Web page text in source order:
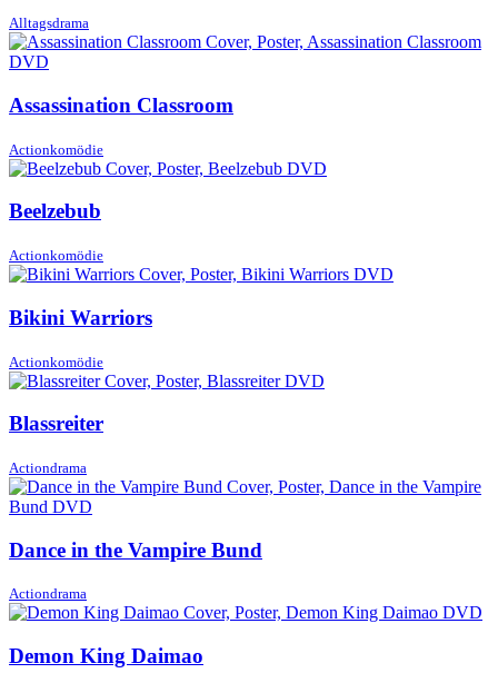
Alltagsdrama
Assassination Classroom
Actionkomödie
Beelzebub
Actionkomödie
Bikini Warriors
Actionkomödie
Blassreiter
Actiondrama
Dance in the Vampire Bund
Actiondrama
Demon King Daimao